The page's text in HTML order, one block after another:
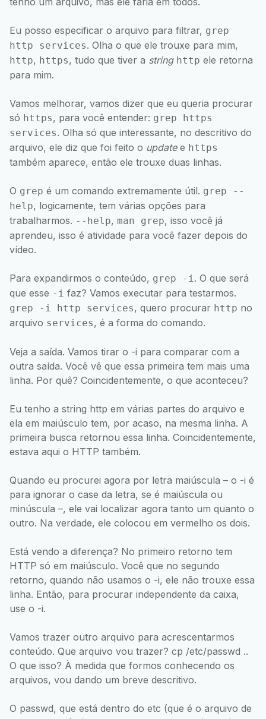
Eu posso especificar o arquivo para filtrar, grep
http services. Olha o que ele trouxe para mim,
http, https, tudo que tiver a string http ele retorna
para mim.
Vamos melhorar, vamos dizer que eu queria procurar
só https, para você entender: grep https
services. Olha só que interessante, no descritivo do
arquivo, ele diz que foi feito o updatee https
também aparece, então ele trouxe duas linhas.
O grep é um comando extremamente útil. grep --
help, logicamente, tem várias opções para
trabalharmos. --help, man grep, isso você já
aprendeu, isso é atividade para você fazer depois do
vídeo.
Para expandirmos o conteúdo, grep -i. O que será
que esse -i faz? Vamos executar para testarmos.
grep -i http services, quero procurar http no
arquivo services, é a forma do comando.
Veja a saída. Vamos tirar o -i para comparar com a
outra saída. Você vê que essa primeira tem mais uma
linha. Por quê? Coincidentemente, o que aconteceu?
Eu tenho a string http em várias partes do arquivo e
ela em maiúsculo tem, por acaso, na mesma linha. A
primeira busca retornou essa linha. Coincidentemente,
estava aqui o HTTP também.
Quando eu procurei agora por letra maiúscula – o -i é
para ignorar o case da letra, se é maiúscula ou
minúscula –, ele vai localizar agora tanto um quanto o
outro. Na verdade, ele colocou em vermelho os dois.
Está vendo a diferença? No primeiro retorno tem
HTTP só em maiúsculo. Você que no segundo
retorno, quando não usamos o -i, ele não trouxe essa
linha. Então, para procurar independente da caixa,
use o -i.
Vamos trazer outro arquivo para acrescentarmos
conteúdo. Que arquivo vou trazer? cp /etc/passwd ..
O que isso? À medida que formos conhecendo os
arquivos, vou dando um breve descritivo.
O passwd, que está dentro do etc (que é o arquivo de